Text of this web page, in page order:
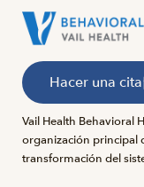
Hacer una cita
Vail Health Behavioral
organización principal
transformación del